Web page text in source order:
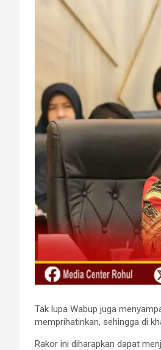
Tak lupa Wabup juga
memprihatinkan, sehingga di
Rakor ini diharapkan dapat